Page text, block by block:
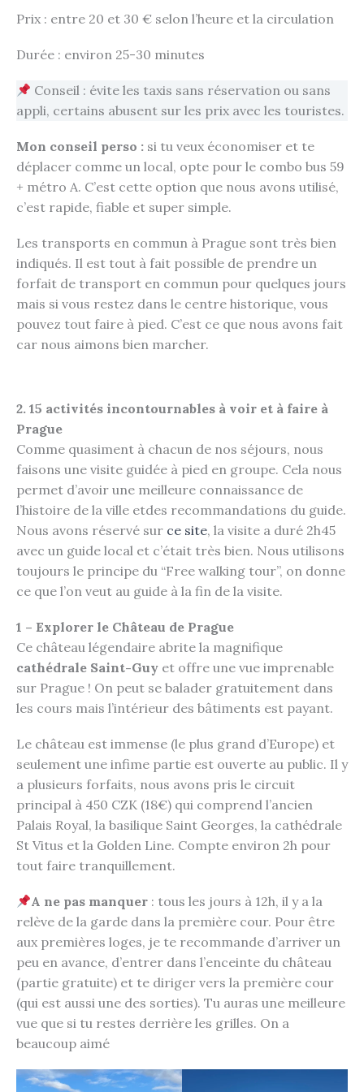
Prix : entre 20 et 30 € selon l’heure et la circulation
Durée : environ 25-30 minutes
Conseil : évite les taxis sans réservation ou sans
appli, certains abusent sur les prix avec les touristes.
Mon conseil perso : si tu veux économiser et te
déplacer comme un local, opte pour le combo bus 59
+ métro A. C’est cette option que nous avons utilisé,
c’est rapide, fiable et super simple.
Les transports en commun à Prague sont très bien
indiqués. Il est tout à fait possible de prendre un
forfait de transport en commun pour quelques jours
mais si vous restez dans le centre historique, vous
pouvez tout faire à pied. C’est ce que nous avons fait
car nous aimons bien marcher.
2. 15 activités incontournables à voir et à faire à
Prague
Comme quasiment à chacun de nos séjours, nous
faisons une visite guidée à pied en groupe. Cela nous
permet d’avoir une meilleure connaissance de
l’histoire de la ville etdes recommandations du guide.
Nous avons réservé sur ce site, la visite a duré 2h45
avec un guide local et c’était très bien. Nous utilisons
toujours le principe du “Free walking tour”, on donne
ce que l’on veut au guide à la fin de la visite.
1 – Explorer le Château de Prague
Ce château légendaire abrite la magnifique
cathédrale Saint-Guy et offre une vue imprenable
sur Prague ! On peut se balader gratuitement dans
les cours mais l’intérieur des bâtiments est payant.
Le château est immense (le plus grand d’Europe) et
seulement une infime partie est ouverte au public. Il y
a plusieurs forfaits, nous avons pris le circuit
principal à 450 CZK (18€) qui comprend l’ancien
Palais Royal, la basilique Saint Georges, la cathédrale
St Vitus et la Golden Line. Compte environ 2h pour
tout faire tranquillement.
A ne pas manquer : tous les jours à 12h, il y a la
relève de la garde dans la première cour. Pour être
aux premières loges, je te recommande d’arriver un
peu en avance, d’entrer dans l’enceinte du château
(partie gratuite) et te diriger vers la première cour
(qui est aussi une des sorties). Tu auras une meilleure
vue que si tu restes derrière les grilles. On a
beaucoup aimé